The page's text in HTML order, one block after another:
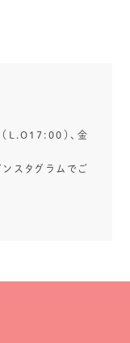
L.O17:00）、金
スタグラムでご